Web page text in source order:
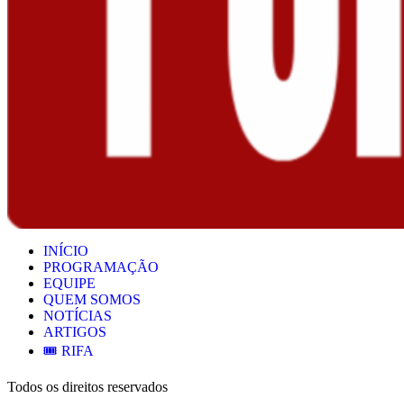
INÍCIO
PROGRAMAÇÃO
EQUIPE
QUEM SOMOS
NOTÍCIAS
ARTIGOS
🎟️ RIFA
Todos os direitos reservados